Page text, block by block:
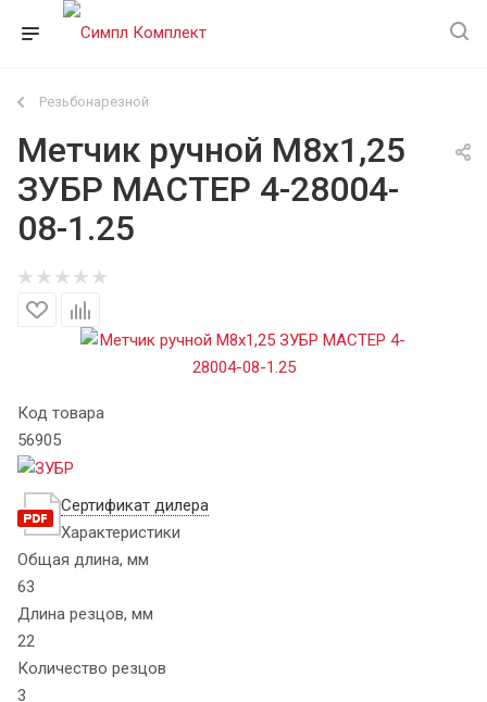
Резьбонарезной
Метчик ручной М8х1,25
ЗУБР МАСТЕР 4-28004-
08-1.25
Код товара
56905
Сертификат дилера
Характеристики
Общая длина, мм
63
Длина резцов, мм
22
Количество резцов
3